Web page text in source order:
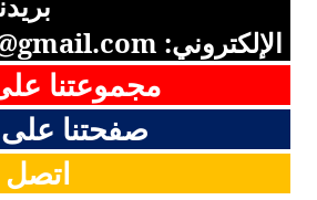
الإلكتروني:
مجموعتنا
صفحتنا
اتصل